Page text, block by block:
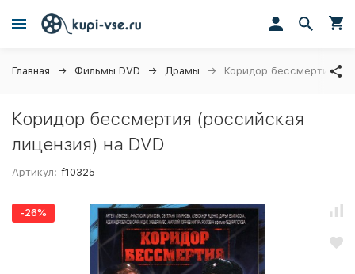
Главная Фильмы DVD Драмы Коридор бессмертия
Коридор бессмертия (российская
лицензия) на DVD
Артикул: f10325
-26%